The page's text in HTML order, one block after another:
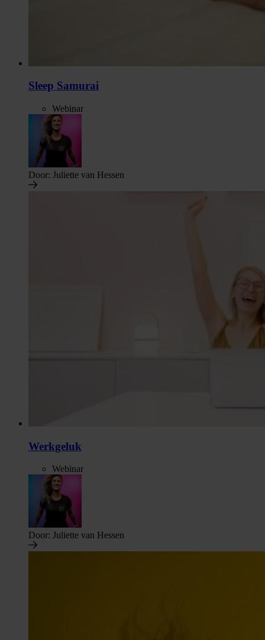
Sleep Samurai
Webinar
Door: Juliette van Hessen
Werkgeluk
Webinar
Door: Juliette van Hessen